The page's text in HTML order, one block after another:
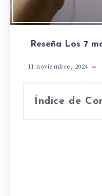
Reseña Los 7
11 noviembre, 2024
Índice de